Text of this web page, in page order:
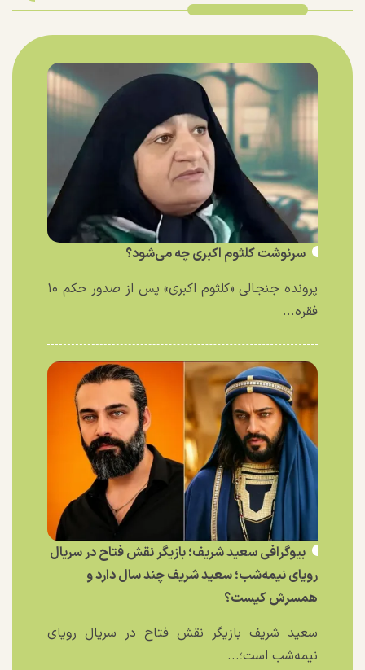
سرنوشت کلثوم اکبری چه می‌شود؟
پرونده جنجالی «کلثوم اکبری» پس از صدور حکم ۱۰
فقره...
بیوگرافی سعید شریف؛ بازیگر نقش فتاح در سریال
رویای نیمه‌شب؛ سعید شریف چند سال دارد و
همسرش کیست؟
سعید شریف بازیگر نقش فتاح در سریال رویای
نیمه‌شب است؛...